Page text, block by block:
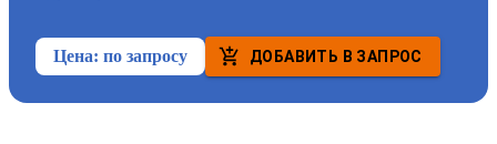
Цена: по запросу ДОБАВИТЬ В ЗАПРОС